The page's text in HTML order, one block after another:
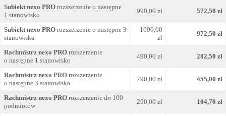
Subiekt nexo PROrozszerzenie o następne
1 stanowisko
990,00 zł 572,50 zł
Subiekt nexo PROrozszerzenie o następne 3
stanowiska
1690,00
zł
972,50 zł
Rachmistrz nexo PROrozszerzenie
o następne 1 stanowisko
490,00 zł 282,50 zł
Rachmistrz nexo PROrozszerzenie
o następne 3 stanowiska
790,00 zł 455,00 zł
Rachmistrz nexo PROrozszerzenie do 100
podmiotów
290,00 zł 104,70 zł